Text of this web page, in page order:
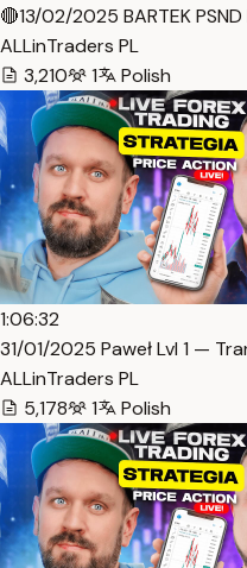
🔴13/02/2025 BARTEK
ALLinTraders PL
3,210
1 Polish
1:06:32
31/01/2025 Paweł Lvl 1 —
ALLinTraders PL
5,178
1 Polish